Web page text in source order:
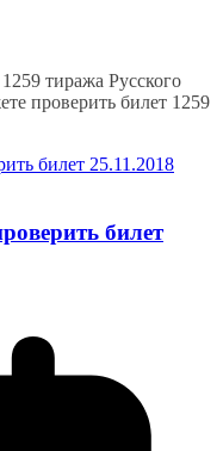
тиража Русского
проверить билет 1259
билет